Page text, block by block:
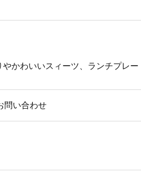
かわいいスィーツ、ランチプレ
問い合わせ